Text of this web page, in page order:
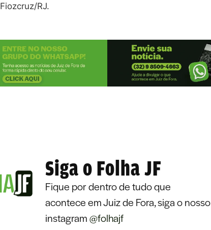
Fiozcruz/RJ.
Siga o Folha JF
Fique por dentro de tudo que
acontece em Juiz de Fora, siga o nosso
instagram@folhajf